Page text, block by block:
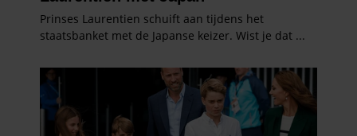
informatie over uw gebruik van onze site met onze
partners voor social media, adverteren en analyse. Deze
informatie die u aan ze heeft verstrekt of die ze hebben
verzameld op basis van uw gebruik van hun services. U
gaat akkoord met onze cookies als u onze website blijft
gebruiken.